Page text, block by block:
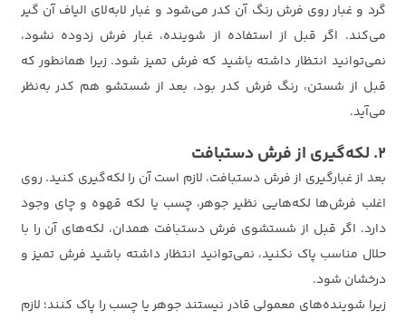
گرد و غبار روی فرش رنگ آن کدر می‌شود و غبار لابه‌لای الیاف آن گیر
می‌کند. اگر قبل از استفاده از شوینده، غبار فرش زدوده نشود،
نمی‌توانید انتظار داشته باشید که فرش تمیز شود. زیرا همانطور که
قبل از شستن، رنگ فرش کدر بود، بعد از شستشو هم کدر به‌نظر
می‌آید.
2. لکه‌گیری از فرش دستبافت
بعد از غبارگیری از فرش دستبافت، لازم است آن را لکه‌گیری کنید. روی
اغلب فرش‌ها لکه‌هایی نظیر جوهر، چسب یا لکه قهوه و چای وجود
دارد. اگر قبل از شستشوی فرش دستبافت همدان، لکه‌های آن را با
حلال مناسب پاک نکنید، نمی‌توانید انتظار داشته باشید فرش تمیز و
درخشان شود.
زیرا شوینده‌های معمولی قادر نیستند جوهر یا چسب را پاک کنند؛ لازم